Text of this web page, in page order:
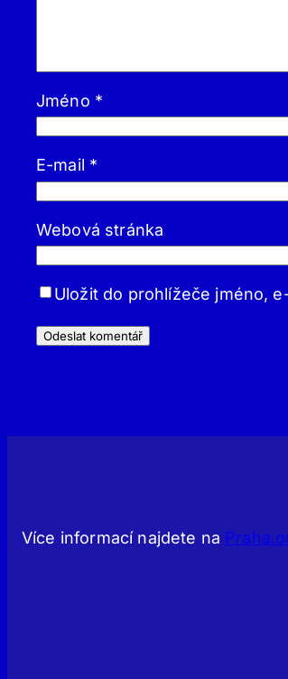
Jméno *
E-mail *
Webová stránka
Uložit do prohlížeče jméno,
Více informací najdete na